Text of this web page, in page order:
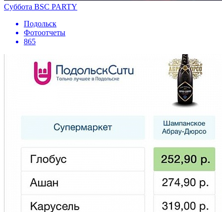
Cуббота BSC PARTY
Подольск
Фотоотчеты
865